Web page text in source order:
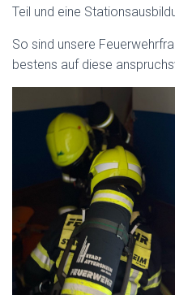
Teil und eine
So sind unsere
bestens auf diese